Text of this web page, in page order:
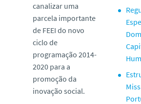
canalizar uma
parcela importante
de FEEI do novo
ciclo de
programação 2014-
2020 para a
promoção da
inovação social.